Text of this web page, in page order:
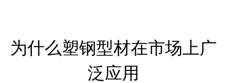
为什么塑钢型材在市场上广
泛应用